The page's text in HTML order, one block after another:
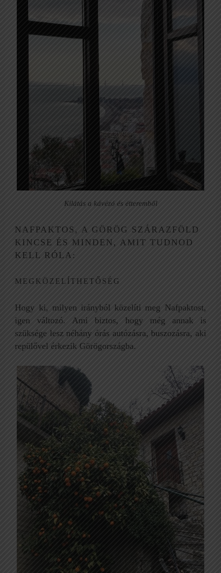
Kilátás a kávézó és étteremből
NAFPAKTOS, A GÖRÖG SZÁRAZFÖLD
KINCSE ÉS MINDEN, AMIT TUDNOD
KELL RÓLA:
MEGKÖZELÍTHETŐSÉG
Hogy ki, milyen irányból közelíti meg Nafpaktost,
igen változó. Ami biztos, hogy még annak is
szüksége lesz néhány órás autózásra, buszozásra, aki
repülővel érkezik Görögországba.